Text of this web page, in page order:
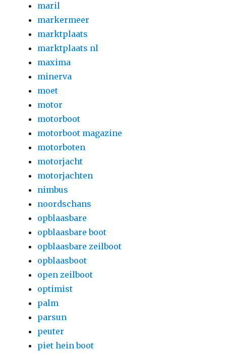
maril
markermeer
marktplaats
marktplaats nl
maxima
minerva
moet
motor
motorboot
motorboot magazine
motorboten
motorjacht
motorjachten
nimbus
noordschans
opblaasbare
opblaasbare boot
opblaasbare zeilboot
opblaasboot
open zeilboot
optimist
palm
parsun
peuter
piet hein boot